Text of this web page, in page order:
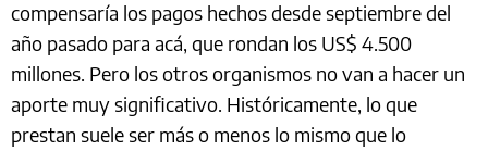
compensaría los pagos hechos desde septiembre del
año pasado para acá, que rondan los US$ 4.500
millones. Pero los otros organismos no van a hacer un
aporte muy significativo. Históricamente, lo que
prestan suele ser más o menos lo mismo que lo